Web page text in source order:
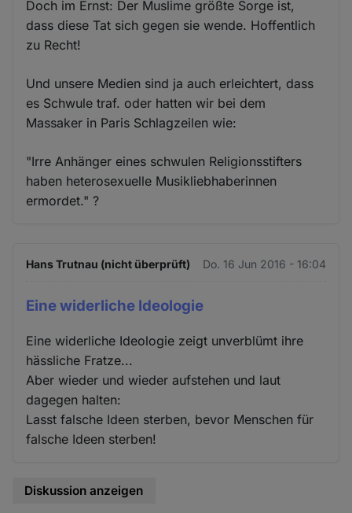
Doch im Ernst: Der Muslime größte Sorge ist,
dass diese Tat sich gegen sie wende. Hoffentlich
zu Recht!
Und unsere Medien sind ja auch erleichtert, dass
es Schwule traf. oder hatten wir bei dem
Massaker in Paris Schlagzeilen wie:
"Irre Anhänger eines schwulen Religionsstifters
haben heterosexuelle Musikliebhaberinnen
ermordet." ?
Hans Trutnau (nicht überprüft) Do. 16 Jun 2016 - 16:04
Eine widerliche Ideologie
Eine widerliche Ideologie zeigt unverblümt ihre
hässliche Fratze...
Aber wieder und wieder aufstehen und laut
dagegen halten:
Lasst falsche Ideen sterben, bevor Menschen für
falsche Ideen sterben!
Diskussion anzeigen